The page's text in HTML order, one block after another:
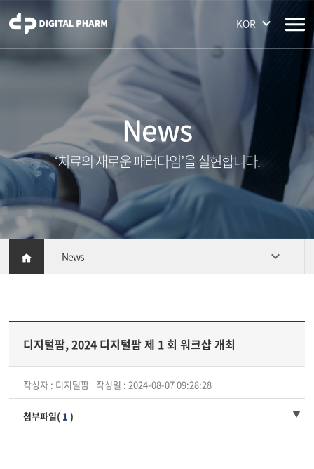
KOR
News
‘치료의 새로운 패러다임’을 실현합니다.
News
디지털팜, 2024 디지털팜 제 1 회 워크샵 개최
작성자 : 디지털팜 작성일 : 2024-08-07 09:28:28
첨부파일( 1 )